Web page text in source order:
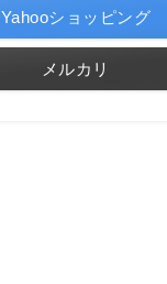
Yahooショッピング
メルカリ